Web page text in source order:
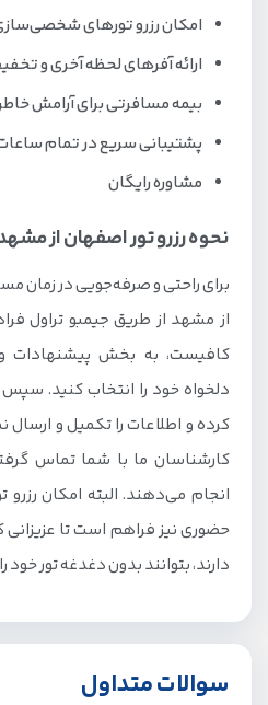
امکان رزرو تورهای
ارائه آفرهای لحظه آخری و
بیمه مسافرتی برای آرامش
پشتیبانی سریع در تمام
مشاوره رایگان
نحوه رزرو تور اصفهان از
برای راحتی و صرفه‌جویی در زمان
از مشهد از طریق جیمبو تراول
کافیست، به بخش پیشنهادات
دلخواه خود را انتخاب کنید. سپس
کرده و اطلاعات را تکمیل و
کارشناسان ما با شما تماس
انجام می‌دهند. البته امکان
حضوری نیز فراهم است تا
دارند، بتوانند بدون دغدغه تور خود
سوالات متداول